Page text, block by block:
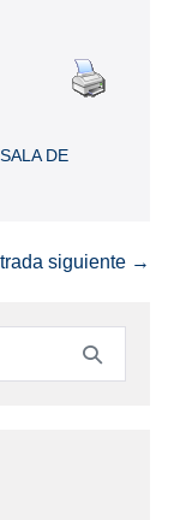
SALA DE
siguiente →